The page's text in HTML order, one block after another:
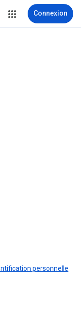
Connexion
personnelle